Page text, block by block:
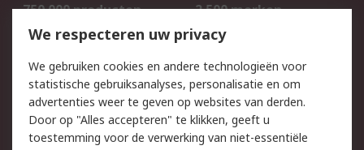
750.000 producten
2.500 merken
Bestellen
Inkoopoplossingen
Track & Trace
Wettelijk
We respecteren uw privacy
We gebruiken cookies en andere technologieën voor
statistische gebruiksanalyses, personalisatie en om
advertenties weer te geven op websites van derden.
Door op "Alles accepteren" te klikken, geeft u
toestemming voor de verwerking van niet-essentiële